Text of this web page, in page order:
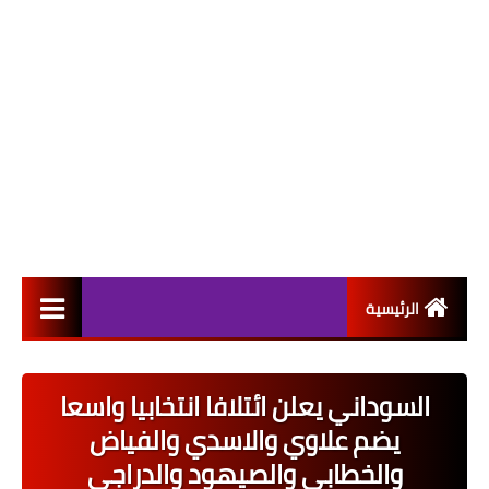
الرئيسية
اخبار القطاع العام
اخبار القطاع الخاص
السوداني يعلن ائتلافا انتخابيا واسعا
يضم علاوي والاسدي والفياض
والخطابي والصيهود والدراجي